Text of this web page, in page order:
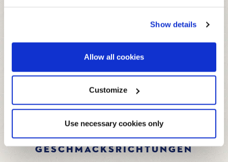
Show details
Allow all cookies
Customize
Use necessary cookies only
Frucht 55% (Granatapfelsaft aus Granatapfelsaftkonzentrat
schwarze Karotten - und schwarze Johannisbeeren-
Konzentrat, natürliche Aromen.
DURCHSCHNITTLICHE NAHRWERTE
FETT 0 g
DAVON GESÄTTIGTE FETTSÄUREN 0 g
WEITERE
GESCHMACKSRICHTUNGEN